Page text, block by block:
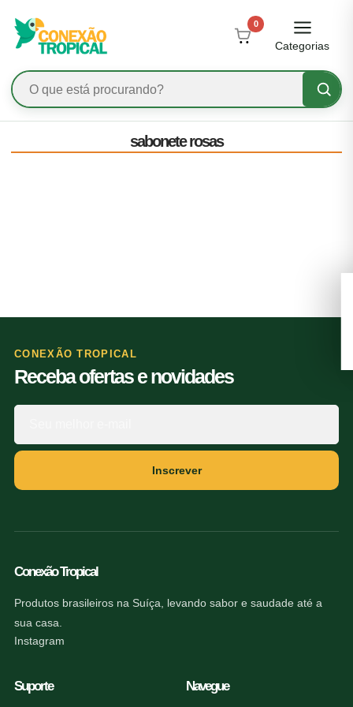
0
Categorias
sabonete rosas
CONEXÃO TROPICAL
Receba ofertas e novidades
Inscrever
Conexão Tropical
Produtos brasileiros na Suíça, levando sabor e saudade até a
sua casa.
Instagram
Suporte Navegue